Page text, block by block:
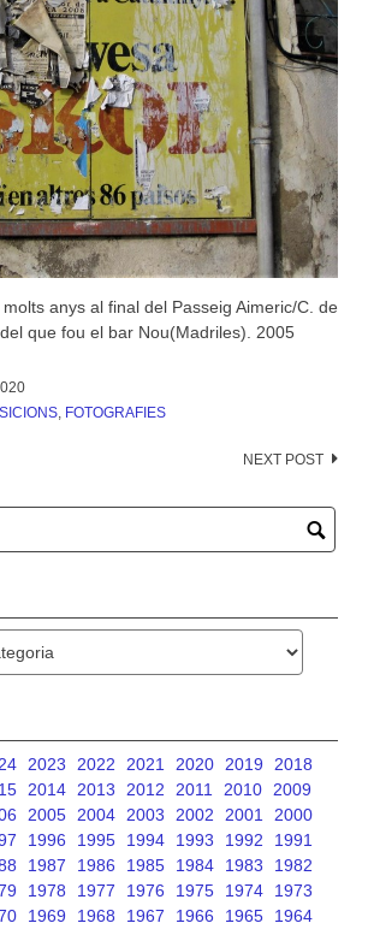
anys al final del Passeig Aimeric/C. de
que fou el bar Nou(Madriles). 2005
, FOTOGRAFIES
NEXT POST
2023 2022 2021 2020 2019
2018
2014 2013 2012 2011 2010
2009
2005 2004 2003 2002 2001
2000
1996 1995 1994 1993 1992
1991
1987 1986 1985 1984 1983
1982
1978 1977 1976 1975 1974
1973
1969 1968 1967 1966 1965
1964